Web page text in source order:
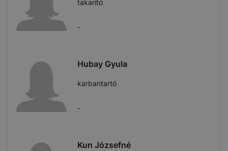
takarító
-
Hubay Gyula
karbantartó
-
Kun Józsefné